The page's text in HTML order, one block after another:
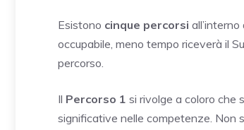
Esistono cinque percorsi
occupabile, meno tempo riceverà il
percorso.
Il Percorso 1 si rivolge a coloro che
significative nelle competenze. Non